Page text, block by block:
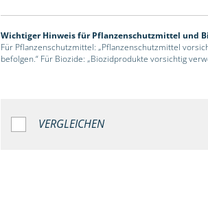
Wichtiger Hinweis für Pflanzenschutzmittel und
Für Pflanzenschutzmittel: „Pflanzenschutzmittel
befolgen.“ Für Biozide: „Biozidprodukte vorsichtig
VERGLEICHEN